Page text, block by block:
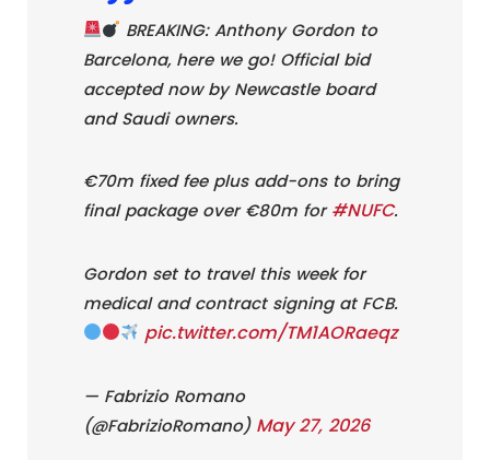
BREAKING: Anthony Gordon to
Barcelona, here we go! Official bid
accepted now by Newcastle board
and Saudi owners.
€70m fixed fee plus add-ons to bring
final package over €80m for#NUFC.
Gordon set to travel this week for
medical and contract signing at FCB.
pic.twitter.com/TM1AORaeqz
— Fabrizio Romano
(@FabrizioRomano) May 27, 2026